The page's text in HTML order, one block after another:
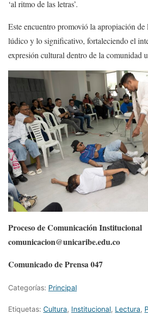
‘al ritmo de las letras’.
Este encuentro promovió la apropiación
lúdico y lo significativo, fortaleciendo el
expresión cultural dentro de la comunidad
Proceso de Comunicación Institucional
comunicacion@unicaribe.edu.co
Comunicado de Prensa 047
Categorías: Principal
Etiquetas: Cultura, Institucional, Lectura,